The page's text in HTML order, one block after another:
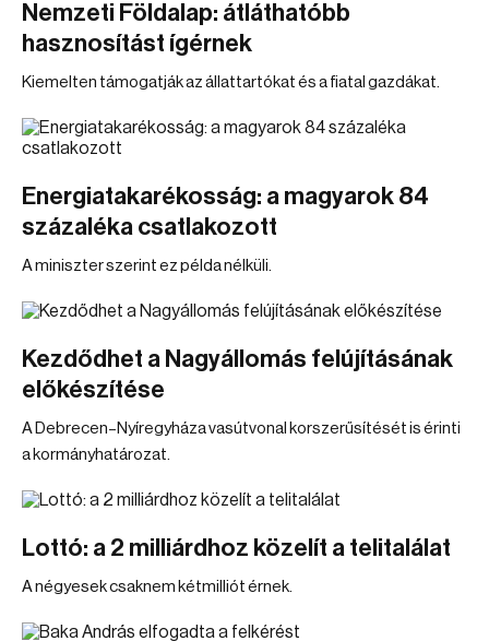
Nemzeti Földalap: átláthatóbb
hasznosítást ígérnek
Kiemelten támogatják az állattartókat és a fiatal gazdákat.
Energiatakarékosság: a magyarok 84
százaléka csatlakozott
A miniszter szerint ez példa nélküli.
Kezdődhet a Nagyállomás felújításának
előkészítése
A Debrecen–Nyíregyháza vasútvonal korszerűsítését is érinti
a kormányhatározat.
Lottó: a 2 milliárdhoz közelít a telitalálat
A négyesek csaknem kétmilliót érnek.